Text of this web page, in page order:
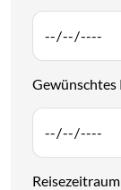
Gewünschtes